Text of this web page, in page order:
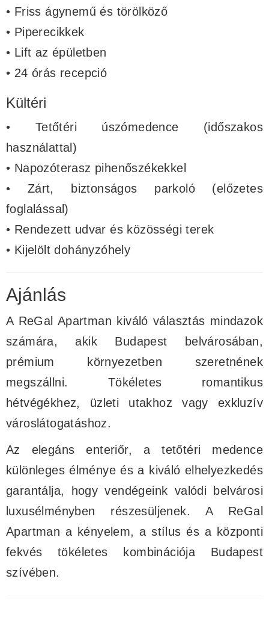
• Friss ágynemű és törölköző
• Piperecikkek
• Lift az épületben
• 24 órás recepció
Kültéri
• Tetőtéri úszómedence (időszakos
használattal)
• Napozóterasz pihenőszékekkel
• Zárt, biztonságos parkoló (előzetes
foglalással)
• Rendezett udvar és közösségi terek
• Kijelölt dohányzóhely
Ajánlás
A ReGal Apartman kiváló választás mindazok
számára, akik Budapest belvárosában,
prémium környezetben szeretnének
megszállni. Tökéletes romantikus
hétvégékhez, üzleti utakhoz vagy exkluzív
városlátogatáshoz.
Az elegáns enteriőr, a tetőtéri medence
különleges élménye és a kiváló elhelyezkedés
garantálja, hogy vendégeink valódi belvárosi
luxusélményben részesüljenek. A ReGal
Apartman a kényelem, a stílus és a központi
fekvés tökéletes kombinációja Budapest
szívében.